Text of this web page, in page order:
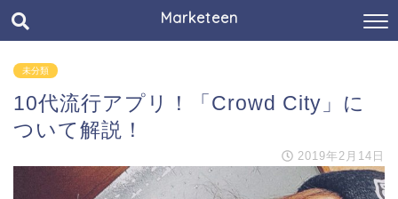
Marketeen
未分類
10代流行アプリ！「Crowd City」に
ついて解説！
2019年2月14日